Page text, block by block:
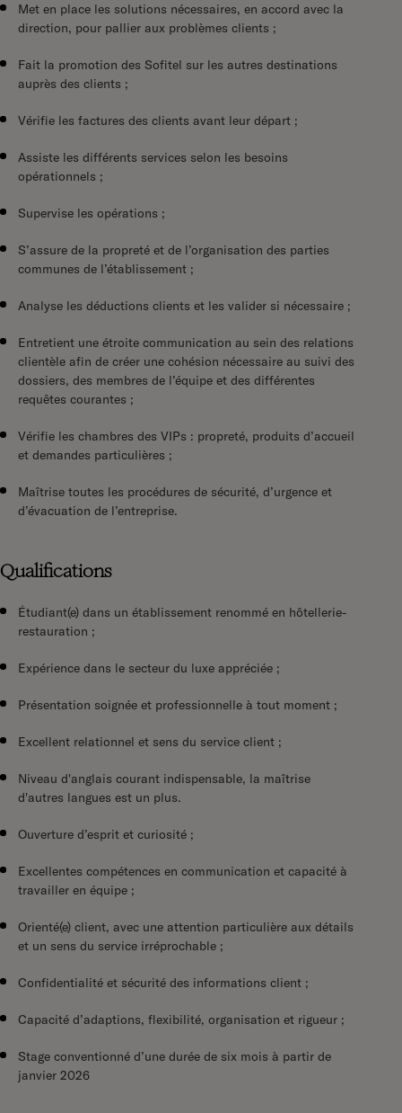
Met en place les solutions nécessaires, en accord avec la
direction, pour pallier aux problèmes clients ;
Fait la promotion des Sofitel sur les autres destinations
auprès des clients ;
Vérifie les factures des clients avant leur départ ;
Assiste les différents services selon les besoins
opérationnels ;
Supervise les opérations ;
S’assure de la propreté et de l’organisation des parties
communes de l’établissement ;
Analyse les déductions clients et les valider si nécessaire ;
Entretient une étroite communication au sein des relations
clientèle afin de créer une cohésion nécessaire au suivi des
dossiers, des membres de l’équipe et des différentes
requêtes courantes ;
Vérifie les chambres des VIPs : propreté, produits d’accueil
et demandes particulières ;
Maîtrise toutes les procédures de sécurité, d’urgence et
d’évacuation de l’entreprise.
Qualifications
Étudiant(e) dans un établissement renommé en hôtellerie-
restauration ;
Expérience dans le secteur du luxe appréciée ;
Présentation soignée et professionnelle à tout moment ;
Excellent relationnel et sens du service client ;
Niveau d'anglais courant indispensable, la maîtrise
d'autres langues est un plus.
Ouverture d’esprit et curiosité ;
Excellentes compétences en communication et capacité à
travailler en équipe ;
Orienté(e) client, avec une attention particulière aux détails
et un sens du service irréprochable ;
Confidentialité et sécurité des informations client ;
Capacité d’adaptions, flexibilité, organisation et rigueur ;
Stage conventionné d’une durée de six mois à partir de
janvier 2026